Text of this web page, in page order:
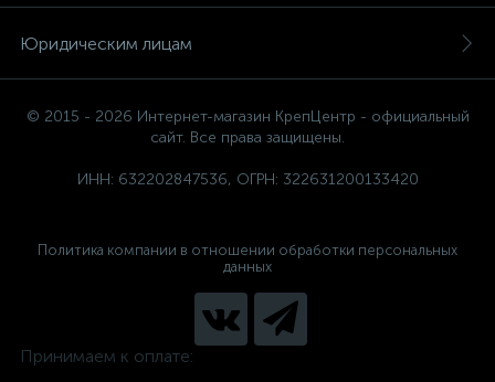
Юридическим лицам
© 2015 - 2026 Интернет-магазин КрепЦентр - официальный
сайт. Все права защищены.
ИНН: 632202847536, ОГРН: 322631200133420
Политика компании в отношении обработки персональных
данных
Принимаем к оплате: